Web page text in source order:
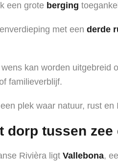
een grote berging
met een derde
kan worden uitgebreid
familieverblijf.
plek waar natuur, rust
dorp tussen zee
Rivièra ligt Vallebona,